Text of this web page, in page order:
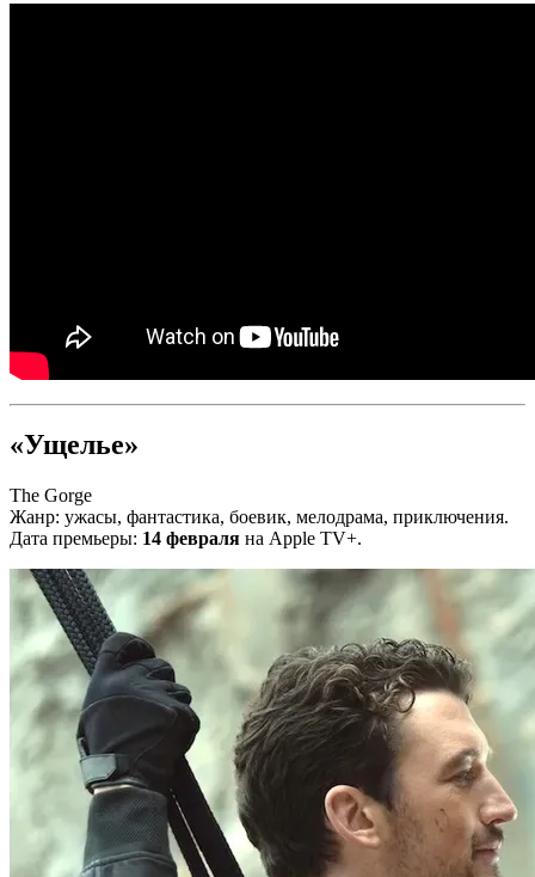
«Ущелье»
The Gorge
Жанр: ужасы, фантастика, боевик, мелодрама, приключения.
Дата премьеры: 14 февраля на Apple TV+.